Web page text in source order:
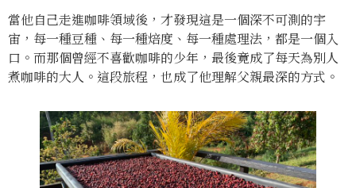
當他自己走進咖啡領域後，才發現這是一個深不可測的宇
宙，每一種豆種、每一種焙度、每一種處理法，都是一個入
口。而那個曾經不喜歡咖啡的少年，最後竟成了每天為別人
煮咖啡的大人。這段旅程，也成了他理解父親最深的方式。